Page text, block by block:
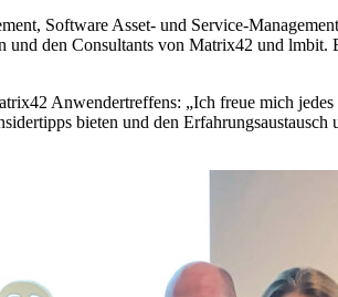
Software Asset- und Service-
den Consultants von Matrix42 und
Anwendertreffens: „Ich freue mich
bieten und den